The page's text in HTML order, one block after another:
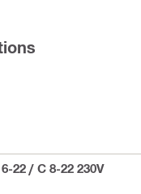
22 / C 8-22 230V